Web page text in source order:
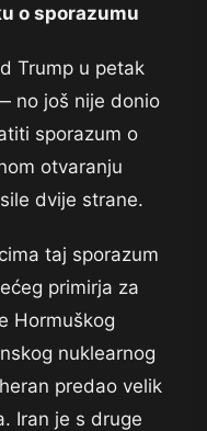
o sporazumu
Trump u petak
no još nije donio
sporazum o
otvaranju
dvije strane.
taj sporazum
primirja za
Hormuškog
nuklearnog
predao velik
Iran je s druge